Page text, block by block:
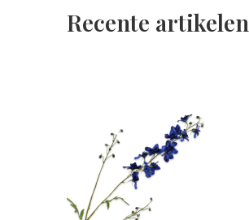
Recente artikelen